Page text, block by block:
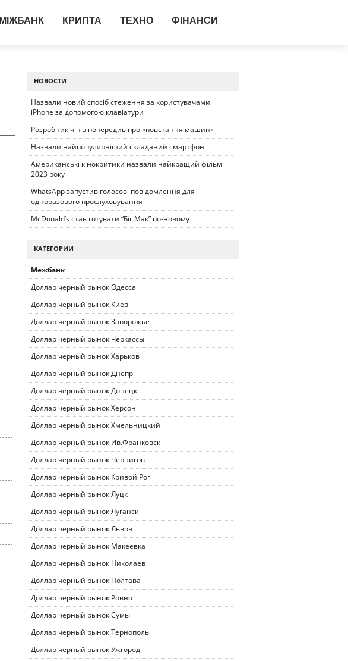
МІЖБАНК КРИПТА ТЕХНО ФІНАНСИ
НОВОСТИ
Назвали новий спосіб стеження за користувачами
iPhone за допомогою клавіатури
Розробник чіпів попередив про «повстання машин»
Назвали найпопулярніший складаний смартфон
Американські кінокритики назвали найкращий фільм
2023 року
WhatsApp запустив голосові повідомлення для
одноразового прослуховування
McDonald’s став готувати “Біг Мак” по-новому
КАТЕГОРИИ
Межбанк
Доллар черный рынок Одесса
Доллар черный рынок Киев
Доллар черный рынок Запорожье
Доллар черный рынок Черкассы
Доллар черный рынок Харьков
Доллар черный рынок Днепр
Доллар черный рынок Донецк
Доллар черный рынок Херсон
Доллар черный рынок Хмельницкий
Доллар черный рынок Ив.Франковск
Доллар черный рынок Чернигов
Доллар черный рынок Кривой Рог
Доллар черный рынок Луцк
Доллар черный рынок Луганск
Доллар черный рынок Львов
Доллар черный рынок Макеевка
Доллар черный рынок Николаев
Доллар черный рынок Полтава
Доллар черный рынок Ровно
Доллар черный рынок Сумы
Доллар черный рынок Тернополь
Доллар черный рынок Ужгород